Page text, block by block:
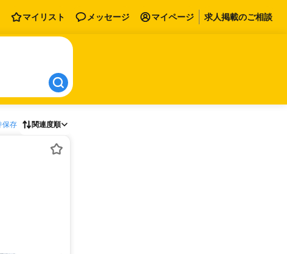
マイリスト メッセージ マイページ 求人掲載のご相談
保存 関連度順